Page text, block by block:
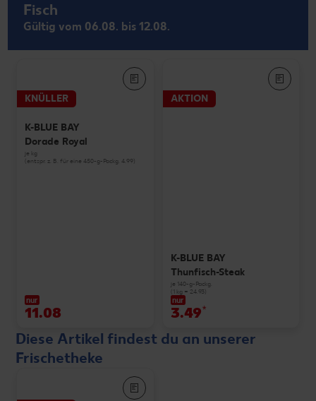
Fisch
Gültig vom 06.08. bis 12.08.
KNÜLLER
K-BLUE BAY
Dorade Royal
je kg
(entspr. z. B. für eine 450-g-Packg. 4.99)
nur
11.08
AKTION
K-BLUE BAY
Thunfisch-Steak
je 140-g-Packg.
(1 kg = 24.93)
nur
3.49*
Diese Artikel findest du an unserer
Frischetheke